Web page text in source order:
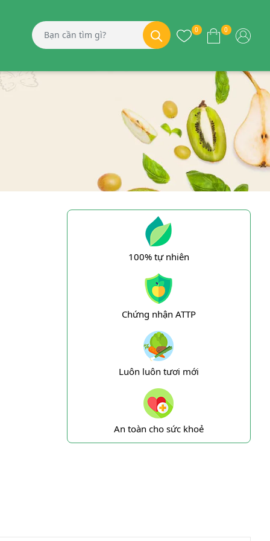
0 0
100% tự nhiên
Chứng nhận ATTP
Luôn luôn tươi mới
An toàn cho sức khoẻ